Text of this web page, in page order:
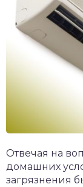
Отвечая на
домашних
загрязнения